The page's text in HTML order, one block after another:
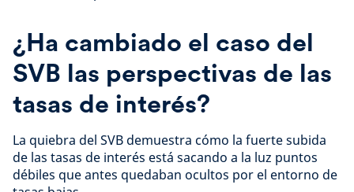
¿Ha cambiado el caso del
SVB las perspectivas de las
tasas de interés?
La quiebra del SVB demuestra cómo la fuerte subida
de las tasas de interés está sacando a la luz puntos
débiles que antes quedaban ocultos por el entorno de